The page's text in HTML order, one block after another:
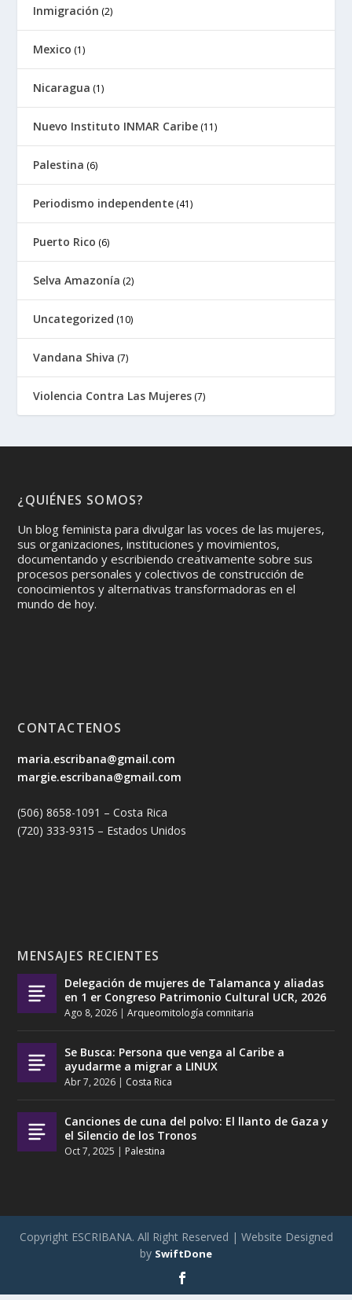
Inmigración (2)
Mexico (1)
Nicaragua (1)
Nuevo Instituto INMAR Caribe (11)
Palestina (6)
Periodismo independente (41)
Puerto Rico (6)
Selva Amazonía (2)
Uncategorized (10)
Vandana Shiva (7)
Violencia Contra Las Mujeres (7)
¿QUIÉNES SOMOS?
Un blog feminista para divulgar las voces de las mujeres,
sus organizaciones, instituciones y movimientos,
documentando y escribiendo creativamente sobre sus
procesos personales y colectivos de construcción de
conocimientos y alternativas transformadoras en el
mundo de hoy.
CONTACTENOS
maria.escribana@gmail.com
margie.escribana@gmail.com
(506) 8658-1091 – Costa Rica
(720) 333-9315 – Estados Unidos
MENSAJES RECIENTES
Delegación de mujeres de Talamanca y aliadas
en 1 er Congreso Patrimonio Cultural UCR, 2026
Ago 8, 2026 |Arqueomitología comnitaria
Se Busca: Persona que venga al Caribe a
ayudarme a migrar a LINUX
Abr 7, 2026 | Costa Rica
Canciones de cuna del polvo: El llanto de Gaza y
el Silencio de los Tronos
Oct 7, 2025 | Palestina
Copyright ESCRIBANA. All Right Reserved | Website Designed
by SwiftDone